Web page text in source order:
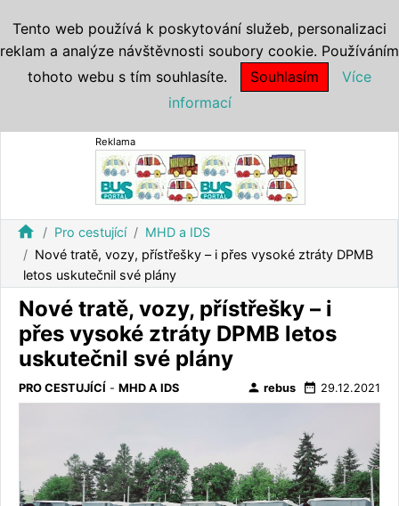
Reklama
home Pro cestující
MHD a IDS
Nové tratě, vozy, přístřešky – i přes vysoké ztráty DPMB
letos uskutečnil své plány
Nové tratě, vozy, přístřešky – i
přes vysoké ztráty DPMB letos
uskutečnil své plány
PRO CESTUJÍCÍ - MHD A IDS person rebus date_range 29.12.2021
Tento web používá k poskytování služeb, personalizaci
reklam a analýze návštěvnosti soubory cookie. Používáním
tohoto webu s tím souhlasíte.
Souhlasím
Více
informací